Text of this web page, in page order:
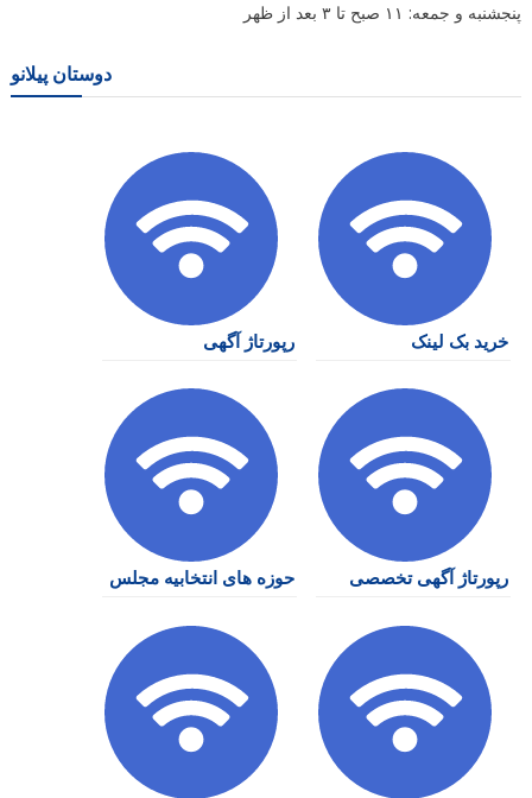
پنجشنبه و جمعه: ۱۱ صبح تا ۳ بعد از ظهر
دوستان پیلانو
خرید بک لینک رپورتاژ آگهی
رپورتاژ آگهی تخصصی حوزه های انتخابیه مجلس